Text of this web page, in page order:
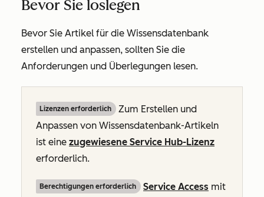
Bevor Sie loslegen
Bevor Sie Artikel für die Wissensdatenbank
erstellen und anpassen, sollten Sie die
Anforderungen und Überlegungen lesen.
Lizenzen erforderlich
Zum Erstellen und
Anpassen von Wissensdatenbank-Artikeln
ist eine zugewiesene Service Hub-Lizenz
erforderlich.
Berechtigungen erforderlich Service Access mit